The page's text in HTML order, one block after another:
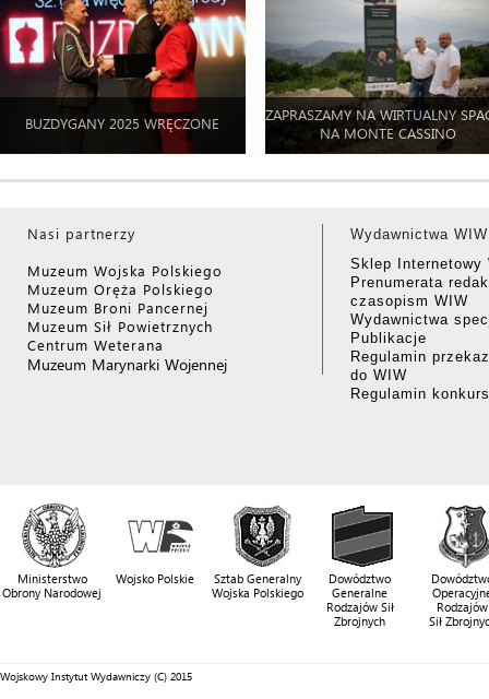
BUZDYGANY 2025 WRĘCZONE
ZAPRASZAMY NA WIRTUALNY
NA MONTE CASSINO
Nasi partnerzy
Muzeum Wojska Polskiego
Muzeum Oręża Polskiego
Muzeum Broni Pancernej
Muzeum Sił Powietrznych
Centrum Weterana
Muzeum Marynarki Wojennej
Wydawnictwa WIW
Sklep Internetowy
Prenumerata
czasopism WIW
Wydawnictwa
Publikacje
Regulamin
do WIW
Regulamin
Ministerstwo
Obrony Narodowej
Wojsko Polskie
Sztab Generalny
Wojska Polskiego
Dowództwo
Generalne
Rodzajów Sił
Zbrojnych
Rodzajów
Sił
Wojskowy Instytut Wydawniczy (C) 2015